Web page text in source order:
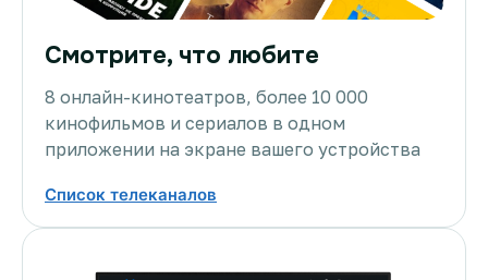
Смотрите, что любите
8 онлайн-кинотеатров, более 10 000
кинофильмов и сериалов в одном
приложении на экране вашего устройства
Список телеканалов